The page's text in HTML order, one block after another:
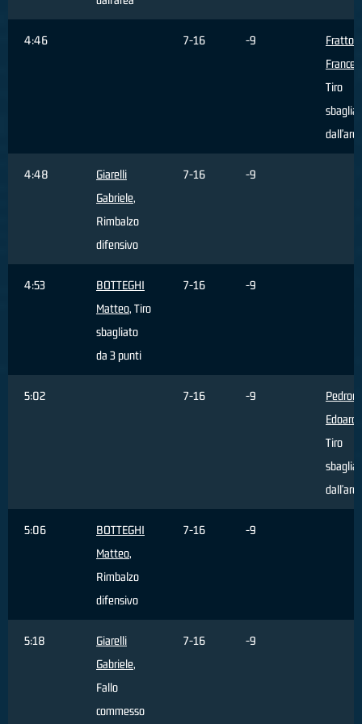
4:46 7-16 -9
Fratto
Tiro
4:48
Giarelli
Gabriele,
Rimbalzo
difensivo
7-16 -9
4:53
BOTTEGHI
Matteo, Tiro
sbagliato
da 3 punti
7-16 -9
5:02 7-16 -9
Pedroni
Edoardo
Tiro
5:06
BOTTEGHI
Matteo,
Rimbalzo
difensivo
7-16 -9
5:18
Giarelli
Gabriele,
Fallo
commesso
7-16 -9